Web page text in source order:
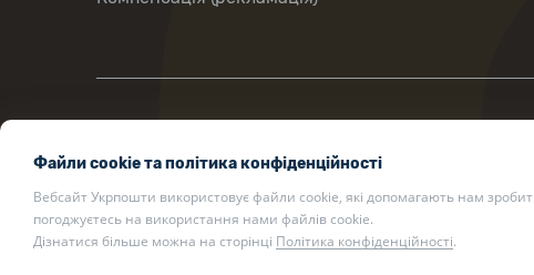
Файли cookie та політика конфіденційності
Вебсайт Укрпошти використовує файли cookie, які допомагають нам
погоджуєтесь на використання нами файлів cookie.
Дізнатися більше можна на сторінці Політика конфіденційності.
01001
ukrposhta@ukrposhta.ua